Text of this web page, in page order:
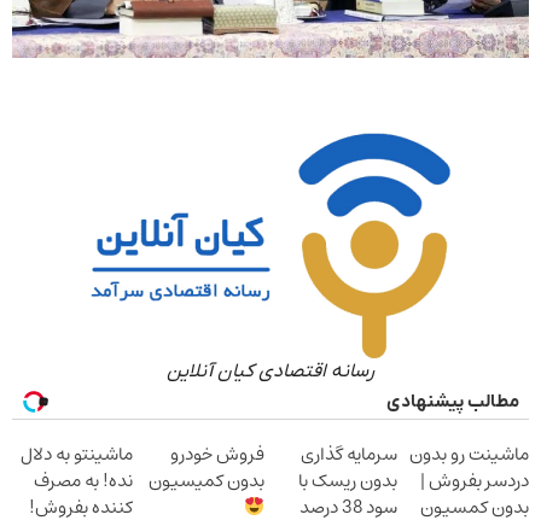
رسانه اقتصادی کیان آنلاین
پیشنهادی
رو بدون
بفروش |
کمسیون
سرمایه گذاری
بدون ریسک با
سود 38 درصد
فروش خودرو
بدون کمیسیون
ماشینتو به دلال
نده! به مصرف
کننده بفروش!